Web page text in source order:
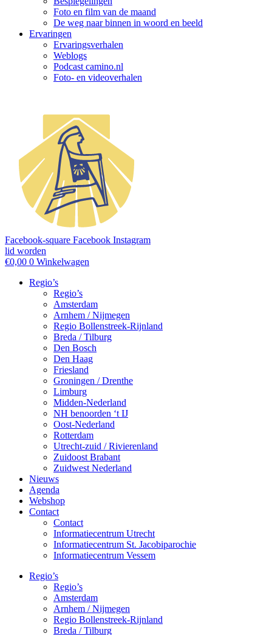
Foto en film van de maand
De weg naar binnen in woord en beeld
Ervaringen
Ervaringsverhalen
Weblogs
Podcast camino.nl
Foto- en videoverhalen
Facebook-square Facebook Instagram
lid worden
€0,00 0 Winkelwagen
Regio’s
Regio’s
Amsterdam
Arnhem / Nijmegen
Regio Bollenstreek-Rijnland
Breda / Tilburg
Den Bosch
Den Haag
Friesland
Groningen / Drenthe
Limburg
Midden-Nederland
NH benoorden ‘t IJ
Oost-Nederland
Rotterdam
Utrecht-zuid / Rivierenland
Zuidoost Brabant
Zuidwest Nederland
Nieuws
Agenda
Webshop
Contact
Contact
Informatiecentrum Utrecht
Informatiecentrum St. Jacobiparochie
Informatiecentrum Vessem
Regio’s
Regio’s
Amsterdam
Arnhem / Nijmegen
Regio Bollenstreek-Rijnland
Breda / Tilburg